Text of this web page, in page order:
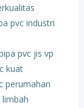
pvc industri
pvc jis vp
kuat
perumahan
limbah